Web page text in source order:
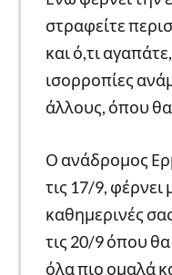
στραφείτε
και ό,τι
ισορροπίες
άλλους, όπου θα
Ο ανάδρομος
τις 17/9, φέρνει
καθημερινές
τις 20/9 όπου
όλα πιο ομαλά